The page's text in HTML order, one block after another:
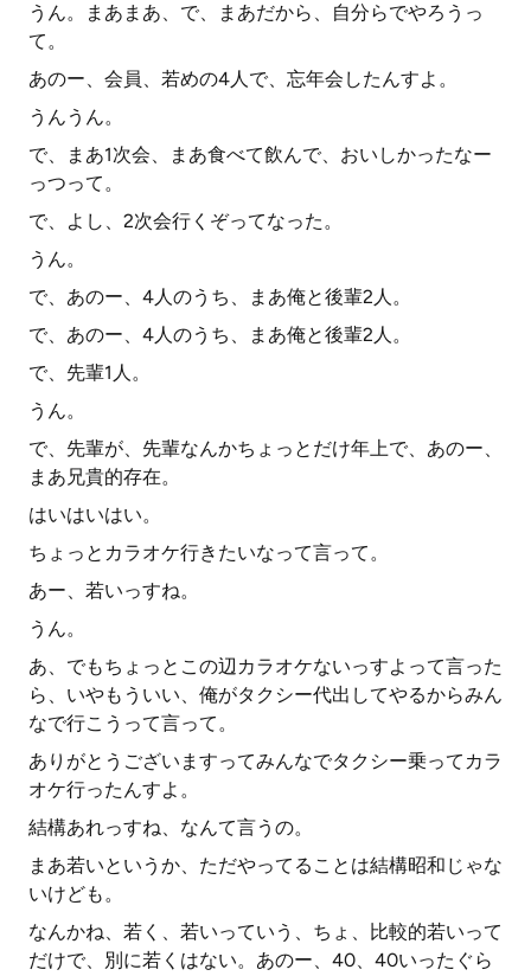
うん。まあまあ、で、まあだから、自分らでやろうっ
て。
あのー、会員、若めの4人で、忘年会したんすよ。
うんうん。
で、まあ1次会、まあ食べて飲んで、おいしかったなー
っつって。
で、よし、2次会行くぞってなった。
うん。
で、あのー、4人のうち、まあ俺と後輩2人。
で、あのー、4人のうち、まあ俺と後輩2人。
で、先輩1人。
うん。
で、先輩が、先輩なんかちょっとだけ年上で、あのー、
まあ兄貴的存在。
はいはいはい。
ちょっとカラオケ行きたいなって言って。
あー、若いっすね。
うん。
あ、でもちょっとこの辺カラオケないっすよって言った
ら、いやもういい、俺がタクシー代出してやるからみん
なで行こうって言って。
ありがとうございますってみんなでタクシー乗ってカラ
オケ行ったんすよ。
結構あれっすね、なんて言うの。
まあ若いというか、ただやってることは結構昭和じゃな
いけども。
なんかね、若く、若いっていう、ちょ、比較的若いって
だけで、別に若くはない。あのー、40、40いったぐら